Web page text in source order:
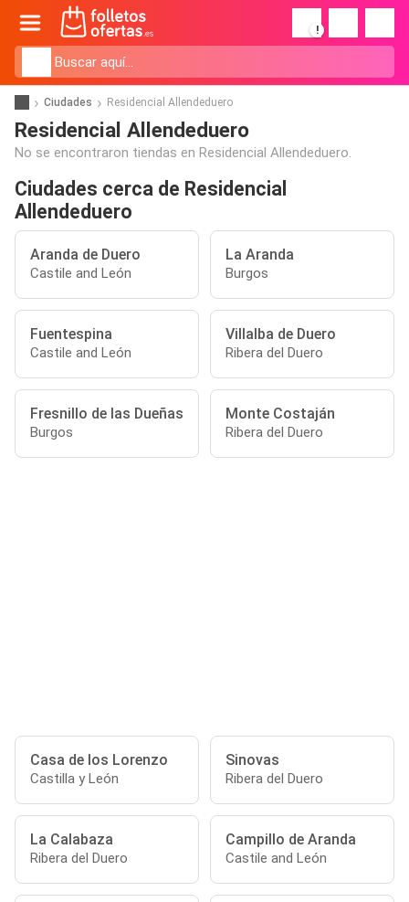
!
Ciudades Residencial Allendeduero
Residencial Allendeduero
No se encontraron tiendas en Residencial Allendeduero.
Ciudades cerca de Residencial
Allendeduero
Aranda de Duero
Castile and León
La Aranda
Burgos
Fuentespina
Castile and León
Villalba de Duero
Ribera del Duero
Fresnillo de las Dueñas
Burgos
Monte Costaján
Ribera del Duero
Casa de los Lorenzo
Castilla y León
Sinovas
Ribera del Duero
La Calabaza
Ribera del Duero
Campillo de Aranda
Castile and León